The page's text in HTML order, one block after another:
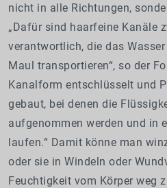
nicht in alle Richtungen,
„Dafür sind haarfeine Kanäle
verantwortlich, die das
Maul transportieren“, so der
Kanalform entschlüsselt und
gebaut, bei denen die
aufgenommen werden und in
laufen.“ Damit könne man
oder sie in Windeln oder
Feuchtigkeit vom Körper weg